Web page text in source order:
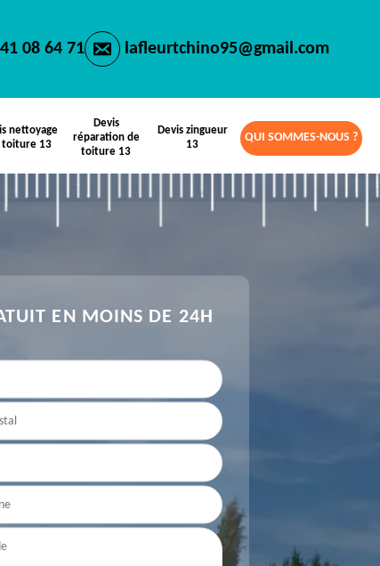
08 64 71 lafleurtchino95@gmail.com
nettoyage
toiture 13
Devis
réparation de
toiture 13
Devis zingueur
13
QUI SOMMES-NOUS ?
EN MOINS DE 24H